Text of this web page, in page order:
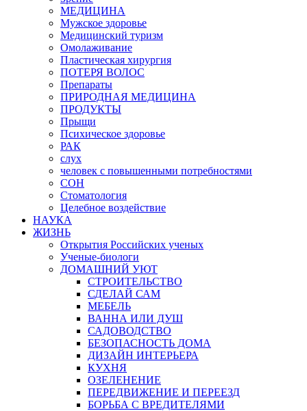
МЕДИЦИНА
Мужское здоровье
Медицинский туризм
Омолаживание
Пластическая хирургия
ПОТЕРЯ ВОЛОС
Препараты
ПРИРОДНАЯ МЕДИЦИНА
ПРОДУКТЫ
Прыщи
Психическое здоровье
РАК
слух
человек с повышенными потребностями
СОН
Стоматология
Целебное воздействие
НАУКА
ЖИЗНЬ
Открытия Российских ученых
Ученые-биологи
ДОМАШНИЙ УЮТ
СТРОИТЕЛЬСТВО
СДЕЛАЙ САМ
МЕБЕЛЬ
ВАННА ИЛИ ДУШ
САДОВОДСТВО
БЕЗОПАСНОСТЬ ДОМА
ДИЗАЙН ИНТЕРЬЕРА
КУХНЯ
ОЗЕЛЕНЕНИЕ
ПЕРЕДВИЖЕНИЕ И ПЕРЕЕЗД
БОРЬБА С ВРЕДИТЕЛЯМИ